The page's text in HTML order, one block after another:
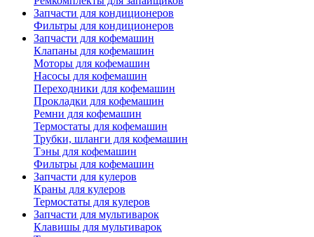
Запчасти для кондиционеров
Фильтры для кондиционеров
Запчасти для кофемашин
Клапаны для кофемашин
Моторы для кофемашин
Насосы для кофемашин
Переходники для кофемашин
Прокладки для кофемашин
Ремни для кофемашин
Термостаты для кофемашин
Трубки, шланги для кофемашин
Тэны для кофемашин
Фильтры для кофемашин
Запчасти для кулеров
Краны для кулеров
Термостаты для кулеров
Запчасти для мультиварок
Клавишы для мультиварок